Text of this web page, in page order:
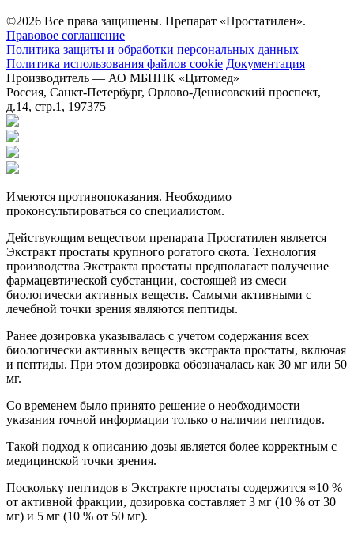
©2026 Все права защищены. Препарат «Простатилен».
Правовое соглашение
Политика защиты и обработки персональных данных
Политика использования файлов cookie Документация
Производитель — АО МБНПК «Цитомед»
Россия, Санкт-Петербург, Орлово-Денисовский проспект,
д.14, стр.1, 197375
Имеются противопоказания. Необходимо
проконсультироваться со специалистом.
Действующим веществом препарата Простатилен является
Экстракт простаты крупного рогатого скота. Технология
производства Экстракта простаты предполагает получение
фармацевтической субстанции, состоящей из смеси
биологически активных веществ. Самыми активными с
лечебной точки зрения являются пептиды.
Ранее дозировка указывалась с учетом содержания всех
биологически активных веществ экстракта простаты, включая
и пептиды. При этом дозировка обозначалась как 30 мг или 50
мг.
Со временем было принято решение о необходимости
указания точной информации только о наличии пептидов.
Такой подход к описанию дозы является более корректным с
медицинской точки зрения.
Поскольку пептидов в Экстракте простаты содержится ≈10 %
от активной фракции, дозировка составляет 3 мг (10 % от 30
мг) и 5 мг (10 % от 50 мг).